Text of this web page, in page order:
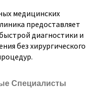
медицинских
предоставляет
диагностики и
без хирургического
Специалисты